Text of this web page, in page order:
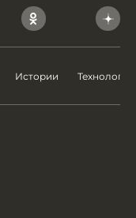
Истории Технологии